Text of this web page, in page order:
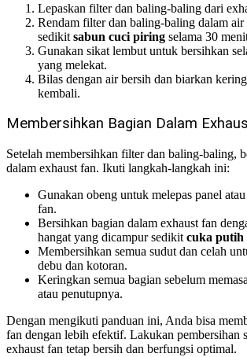
Lepaskan filter dan baling-baling dari
Rendam filter dan baling-baling dalam air
sedikit sabun cuci piring selama 30
Gunakan sikat lembut untuk bersihkan
yang melekat.
Bilas dengan air bersih dan biarkan
kembali.
Membersihkan Bagian Dalam
Setelah membersihkan filter dan baling-baling,
dalam exhaust fan. Ikuti langkah-langkah ini:
Gunakan obeng untuk melepas panel
fan.
Bersihkan bagian dalam exhaust fan
hangat yang dicampur sedikit cuka putih
Membersihkan semua sudut dan celah
debu dan kotoran.
Keringkan semua bagian sebelum
atau penutupnya.
Dengan mengikuti panduan ini, Anda bisa
fan dengan lebih efektif. Lakukan pembersihan
exhaust fan tetap bersih dan berfungsi optimal.